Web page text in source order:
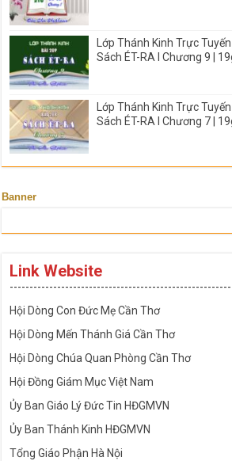
Lớp Thánh Kinh Trực
Sách ÉT-RA I Chương 9 |
Lớp Thánh Kinh Trực
Sách ÉT-RA I Chương 7 |
Banner
Link Website
Hội Dòng Con Đức Mẹ Cần Thơ
Hội Dòng Mến Thánh Giá Cần Thơ
Hội Dòng Chúa Quan Phòng Cần Thơ
Hội Đồng Giám Mục Việt Nam
Ủy Ban Giáo Lý Đức Tin HĐGMVN
Ủy Ban Thánh Kinh HĐGMVN
Tổng Giáo Phận Hà Nội